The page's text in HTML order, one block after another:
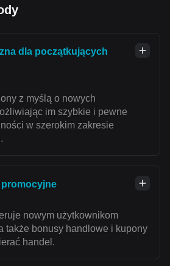
dla początkujących
z myślą o nowych
im szybkie i pewne
w szerokim zakresie
promocyjne
nowym użytkownikom
także bonusy handlowe i kupony
handel.